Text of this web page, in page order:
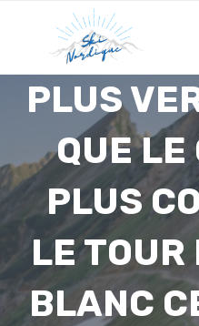
content
PLUS
QUE
PLUS
LE
BLANC